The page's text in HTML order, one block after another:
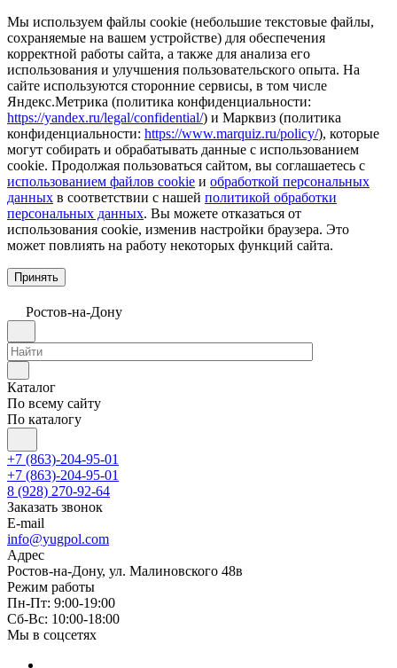
Мы используем файлы cookie (небольшие текстовые файлы,
сохраняемые на вашем устройстве) для обеспечения
корректной работы сайта, а также для анализа его
использования и улучшения пользовательского опыта. На
сайте используются сторонние сервисы, в том числе
Яндекс.Метрика (политика конфиденциальности:
https://yandex.ru/legal/confidential/) и Марквиз (политика
конфиденциальности: https://www.marquiz.ru/policy/), которые
могут собирать и обрабатывать данные с использованием
cookie. Продолжая пользоваться сайтом, вы соглашаетесь с
использованием файлов cookie и обработкой персональных
данных в соответствии с нашей политикой обработки
персональных данных. Вы можете отказаться от
использования cookie, изменив настройки браузера. Это
может повлиять на работу некоторых функций сайта.
Принять
Ростов-на-Дону
Каталог
По всему сайту
По каталогу
+7 (863)-204-95-01
+7 (863)-204-95-01
8 (928) 270-92-64
Заказать звонок
E-mail
info@yugpol.com
Адрес
Ростов-на-Дону, ул. Малиновского 48в
Режим работы
Пн-Пт: 9:00-19:00
Cб-Вс: 10:00-18:00
Мы в соцсетях